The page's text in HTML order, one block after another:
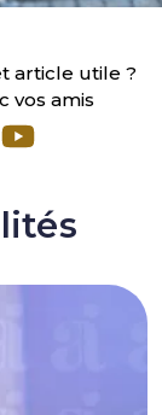
article utile ?
vos amis